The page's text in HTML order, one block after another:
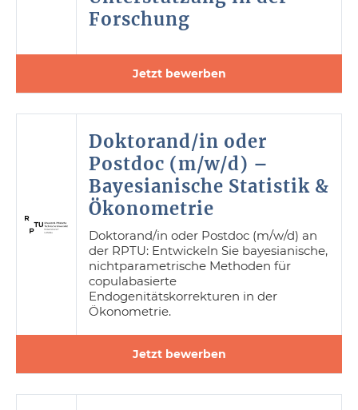
Forschung
Jetzt bewerben
Doktorand/in oder
Postdoc (m/w/d) –
Bayesianische Statistik &
Ökonometrie
Doktorand/in oder Postdoc (m/w/d) an
der RPTU: Entwickeln Sie bayesianische,
nichtparametrische Methoden für
copulabasierte
Endogenitätskorrekturen in der
Ökonometrie.
Jetzt bewerben